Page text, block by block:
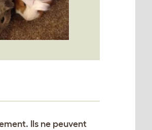
Ils ne peuvent